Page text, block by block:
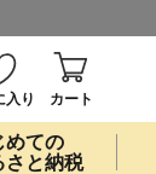
入り カート
めての
さと納税